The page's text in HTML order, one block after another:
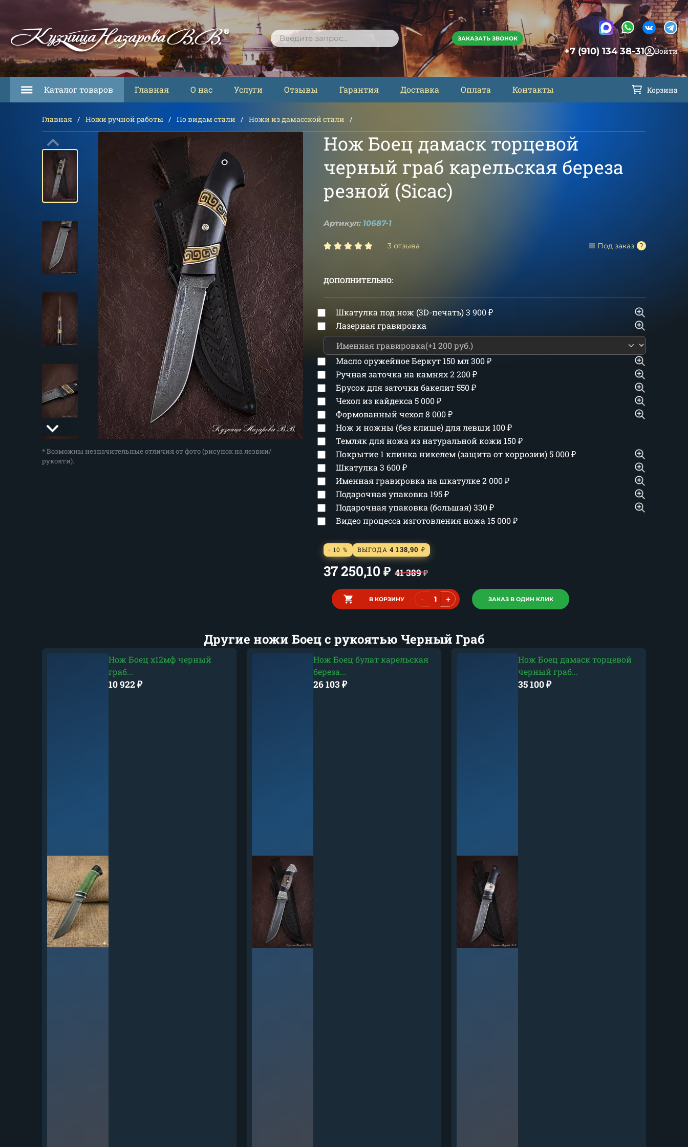
ПОИСК ЗАКАЗАТЬ ЗВОНОК
+7 (910) 134 38-31 Войти
Каталог товаров Главная О нас Услуги Отзывы Гарантия Доставка Оплата Контакты Корзина
Главная Ножи ручной работы По видам стали Ножи из дамасской стали
* Возможны незначительные отличия от фото (рисунок на лезвии/
рукояти).
Нож Боец дамаск торцевой
черный граб карельская береза
резной (Sicac)
Артикул: 10687-1
3 отзыва Под заказ
ДОПОЛНИТЕЛЬНО:
Шкатулка под нож (3D-печать)3 900₽
Лазерная гравировка
Масло оружейное Беркут 150 мл300₽
Ручная заточка на камнях2 200₽
Брусок для заточки бакелит550₽
Чехол из кайдекса 5 000₽
Формованный чехол8 000₽
Нож и ножны (без клише) для левши 100₽
Темляк для ножа из натуральной кожи 150₽
Покрытие 1 клинка никелем (защита от коррозии)5 000₽
Шкатулка 3 600₽
Именная гравировка на шкатулке2 000₽
Подарочная упаковка 195₽
Подарочная упаковка (большая)330₽
Видео процесса изготовления ножа 15 000₽
- 10 % ВЫГОДА 4 138,90 ₽
37 250,10 ₽ 41 389₽
В КОРЗИНУ - + ЗАКАЗ В ОДИН КЛИК
Другие ножи Боец с рукоятью Черный Граб
Нож Боец х12мф черный
граб...
10 922₽
Нож Боец булат карельская
береза...
26 103 ₽
Нож Боец дамаск торцевой
черный граб...
35 100₽